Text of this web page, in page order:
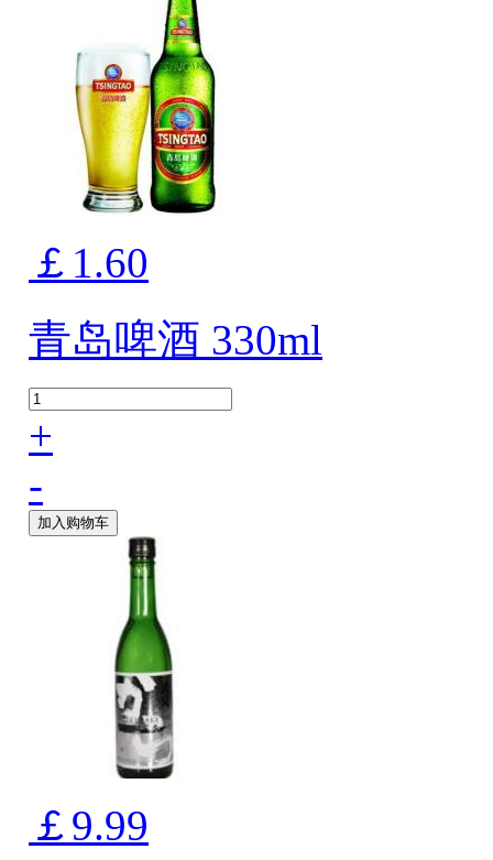
￡1.60
青岛啤酒 330ml
+
-
加入购物车
￡9.99